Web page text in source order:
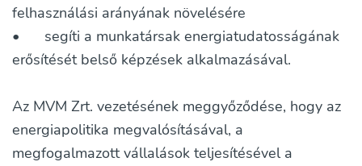
felhasználási arányának növelésére
•
segíti a munkatársak energiatudatosságának
erősítését belső képzések alkalmazásával.
Az MVM Zrt. vezetésének meggyőződése, hogy az
energiapolitika megvalósításával, a
megfogalmazott vállalások teljesítésével a